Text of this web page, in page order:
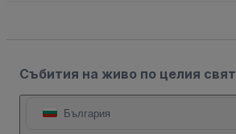
Събития на живо по целия свят
България